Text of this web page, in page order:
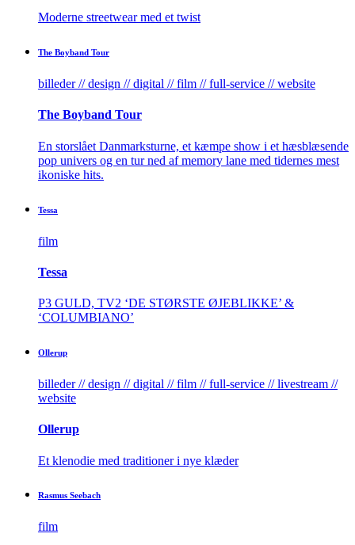
Moderne streetwear med et twist
The­ Boyband­ Tour
billeder // design // digital // film // full-service // website
The­ Boyband­ Tour
En storslået Danmarksturne, et kæmpe show i et hæsblæsende
pop univers og en tur ned af memory lane med tidernes mest
ikoniske hits.
Tessa
film
Tessa
P3 GULD, TV2 ‘DE STØRSTE ØJEBLIKKE’ &
‘COLUMBIANO’
Ollerup
billeder // design // digital // film // full-service // livestream //
website
Ollerup
Et klenodie med traditioner i nye klæder
Rasmus Seebach
film